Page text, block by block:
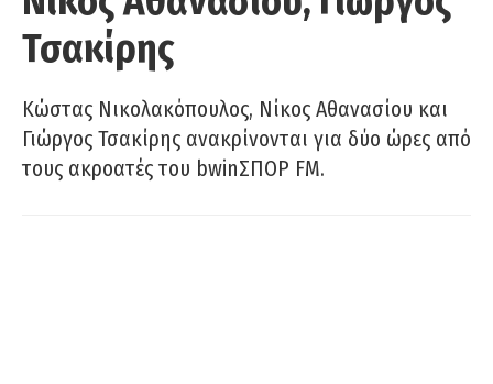
Τσακίρης
Κώστας Νικολακόπουλος, Νίκος Αθανασίου και
Γιώργος Τσακίρης ανακρίνονται για δύο ώρες από
τους ακροατές του bwinΣΠΟΡ FM.